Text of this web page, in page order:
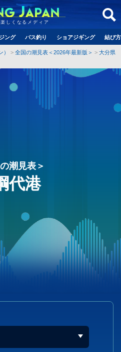
しくなるメディア
ング バス釣り ショアジギング 結び
全国の潮見表＜2026年最新版＞
大分県
潮見表＞
代港